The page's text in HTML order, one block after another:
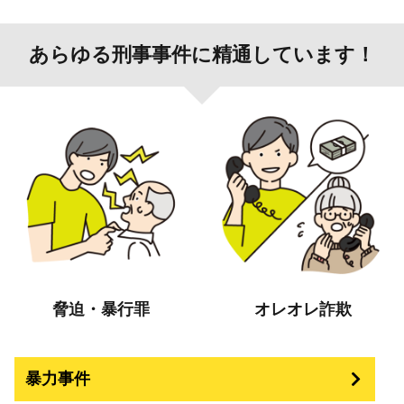
あらゆる刑事事件に精通しています！
脅迫・暴行罪 オレオレ詐欺
暴力事件